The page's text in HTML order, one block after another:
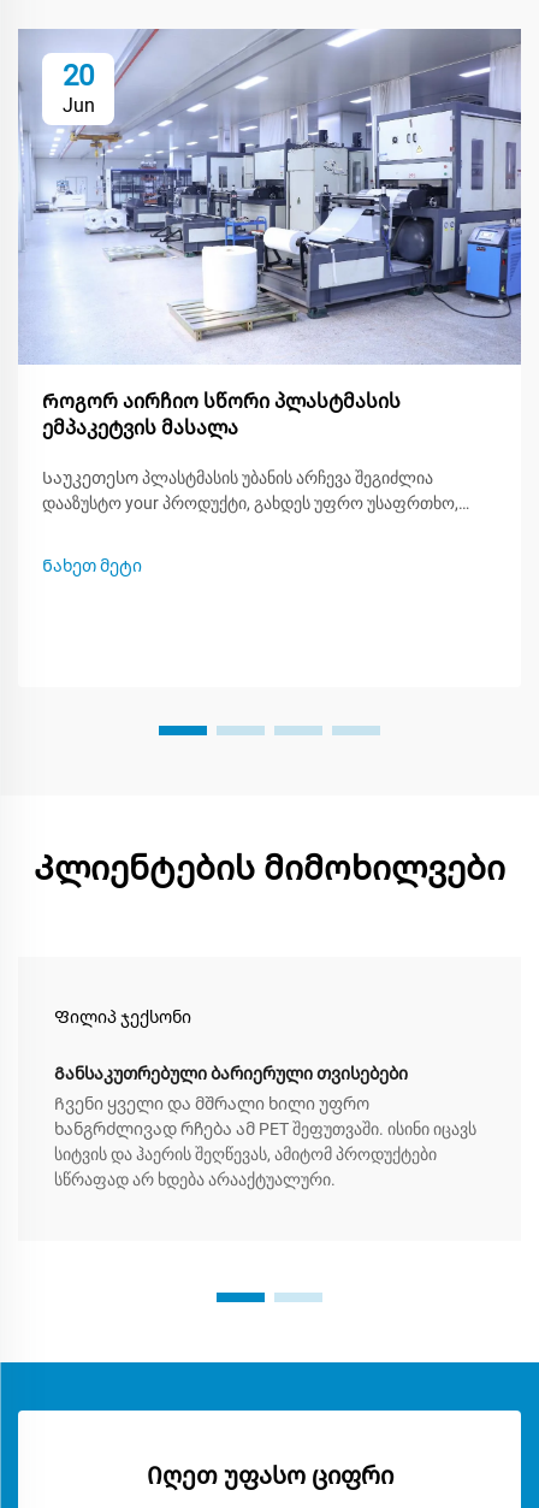
20
Jun
Როგორ აირჩიო სწორი პლასტმასის
ემპაკეტვის მასალა
Საუკეთესო პლასტმასის უბანის არჩევა შეგიძლია
დააზუსტო your პროდუქტი, გახდეს უფრო უსაფრთხო,
შეიძლება ან არ შეიძლება თითოეული, ეს გეხმარება
Ნახეთ მეტი
Კლიენტების მიმოხილვები
Ფილიპ ჯექსონი
Განსაკუთრებული ბარიერული თვისებები
Ჩვენი ყველი და მშრალი ხილი უფრო
ხანგრძლივად რჩება ამ PET შეფუთვაში. ისინი იცავს
სიტვის და ჰაერის შეღწევას, ამიტომ პროდუქტები
სწრაფად არ ხდება არააქტუალური.
Იღეთ უფასო ციფრი